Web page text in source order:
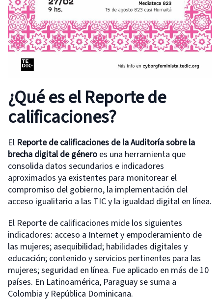
¿Qué es el Reporte de
calificaciones?
El Reporte de calificaciones de la Auditoría sobre la
brecha digital de género es una herramienta que
consolida datos secundarios e indicadores
aproximados ya existentes para monitorear el
compromiso del gobierno, la implementación del
acceso igualitario a las TIC y la igualdad digital en línea.
El Reporte de calificaciones mide los siguientes
indicadores: acceso a Internet y empoderamiento de
las mujeres; asequibilidad; habilidades digitales y
educación; contenido y servicios pertinentes para las
mujeres; seguridad en línea. Fue aplicado en más de 10
países. En Latinoamérica, Paraguay se suma a
Colombia y República Dominicana.